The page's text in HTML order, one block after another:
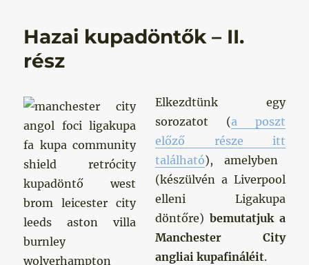
Hazai kupadöntők – II.
rész
Elkezdtünk egy
sorozatot (a poszt
előző része itt
található), amelyben
(készülvén a Liverpool
elleni Ligakupa
döntőre) bemutatjuk a
Manchester City
angliai kupafináléit.